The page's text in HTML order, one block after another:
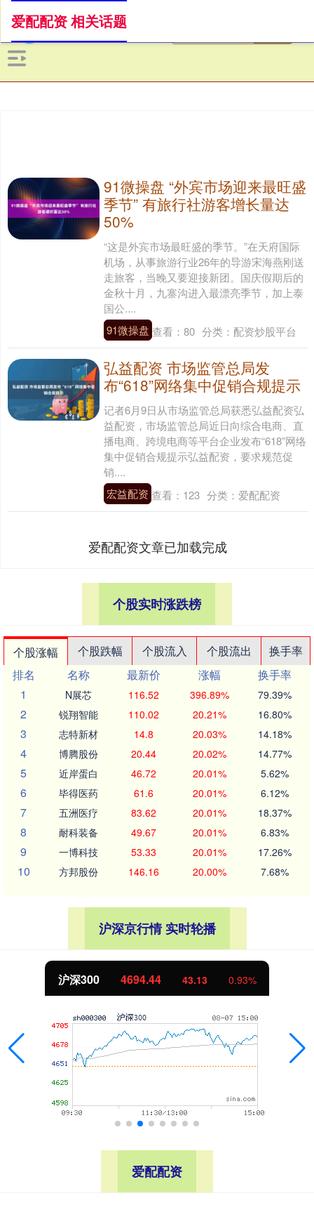
爱配配资 相关话题
91微操盘 “外宾市场迎来最旺盛
季节” 有旅行社游客增长量达
50%
“这是外宾市场最旺盛的季节。”在天府国际
机场，从事旅游行业26年的导游宋海燕刚送
走旅客，当晚又要迎接新团。国庆假期后的
金秋十月，九寨沟进入最漂亮季节，加上泰
国公....
91微操盘 查看： 80 分类： 配资炒股平台
弘益配资 市场监管总局发
布“618”网络集中促销合规提示
记者6月9日从市场监管总局获悉弘益配资弘
益配资，市场监管总局近日向综合电商、直
播电商、跨境电商等平台企业发布“618”网络
集中促销合规提示弘益配资，要求规范促
销....
宏益配资 查看： 123 分类： 爱配配资
爱配配资文章已加载完成
个股实时涨跌榜
个股涨幅 个股跌幅 个股流入 个股流出
换手率
排名
名称 最新价 涨幅
换手率
1
N展芯 116.52 396.89% 79.39%
2 锐翔智能 110.02 20.21% 16.80%
3 志特新材 14.8 20.03% 14.18%
4 博腾股份 20.44 20.02% 14.77%
5 近岸蛋白 46.72 20.01% 5.62%
6 毕得医药 61.6 20.01% 6.12%
7 五洲医疗 83.62 20.01% 18.37%
8 耐科装备 49.67 20.01% 6.83%
9 一博科技 53.33 20.01% 17.26%
10 方邦股份 146.16 20.00% 7.68%
沪深京行情 实时轮播
沪深300 4694.44 43.13 0.93%
爱配配资